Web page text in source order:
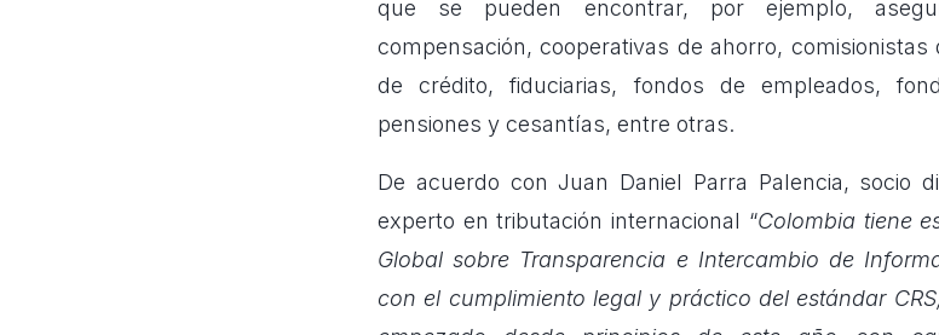
que se pueden encontrar, por ejemplo,
compensación, cooperativas de ahorro,
de crédito, fiduciarias, fondos de empleados,
pensiones y cesantías, entre otras.
De acuerdo con Juan Daniel Parra Palencia, socio
experto en tributación internacional “Colombia tiene
Global sobre Transparencia e Intercambio de
con el cumplimiento legal y práctico del estándar